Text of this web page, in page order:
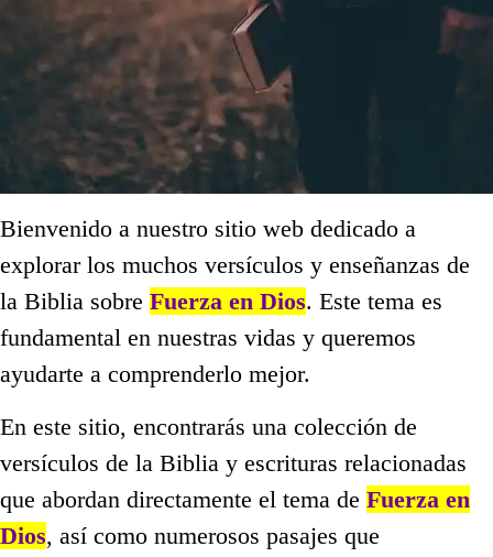
Bienvenido a nuestro sitio web dedicado a
explorar los muchos versículos y enseñanzas de
la Biblia sobre Fuerza en Dios. Este tema es
fundamental en nuestras vidas y queremos
ayudarte a comprenderlo mejor.
En este sitio, encontrarás una colección de
versículos de la Biblia y escrituras relacionadas
que abordan directamente el tema de Fuerza en
Dios, así como numerosos pasajes que